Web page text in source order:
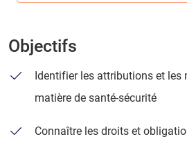
Objectifs
Identifier les attributions et les
matière de santé-sécurité
Connaître les droits et